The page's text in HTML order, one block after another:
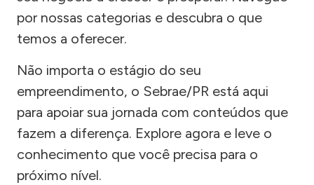
por nossas categorias e descubra o que
temos a oferecer.
Não importa o estágio do seu
empreendimento, o Sebrae/PR está aqui
para apoiar sua jornada com conteúdos que
fazem a diferença. Explore agora e leve o
conhecimento que você precisa para o
próximo nível.